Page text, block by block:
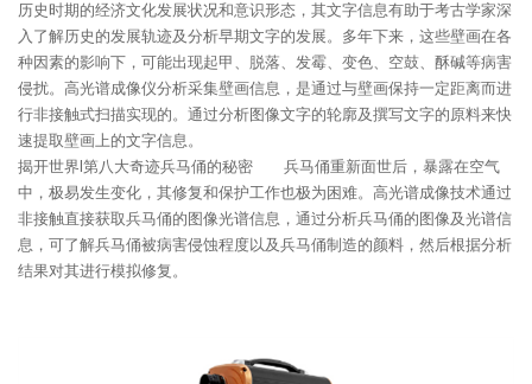
历史时期的经济文化发展状况和意识形态，其文字信息有助于考古学家深
入了解历史的发展轨迹及分析早期文字的发展。多年下来，这些壁画在各
种因素的影响下，可能出现起甲、脱落、发霉、变色、空鼓、酥碱等病害
侵扰。高光谱成像仪分析采集壁画信息，是通过与壁画保持一定距离而进
行非接触式扫描实现的。通过分析图像文字的轮廓及撰写文字的原料来快
速提取壁画上的文字信息。
揭开世界l第八大奇迹兵马俑的秘密 兵马俑重新面世后，暴露在空气
中，极易发生变化，其修复和保护工作也极为困难。高光谱成像技术通过
非接触直接获取兵马俑的图像光谱信息，通过分析兵马俑的图像及光谱信
息，可了解兵马俑被病害侵蚀程度以及兵马俑制造的颜料，然后根据分析
结果对其进行模拟修复。